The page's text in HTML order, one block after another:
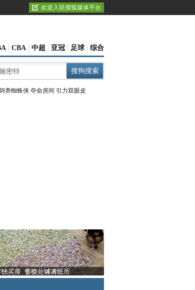
欢迎入驻搜狐媒体平台
CBA 中超 亚冠 足球 综合
养蜘蛛侠 夺命房间 引力双眼皮